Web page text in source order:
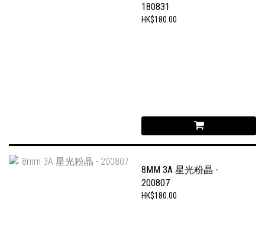
180831
HK$180.00
8MM 3A 星光粉晶 -
200807
HK$180.00